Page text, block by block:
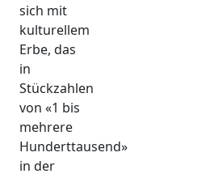
sich mit
kulturellem
Erbe, das
in
Stückzahlen
von «1 bis
mehrere
Hunderttausend»
in der